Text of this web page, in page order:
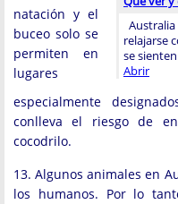
Australia
relajarse
se
Abrir
natación y el
buceo solo se
permiten en
lugares
especialmente
conlleva el riesgo de
cocodrilo.
13. Algunos animales en
los humanos. Por lo